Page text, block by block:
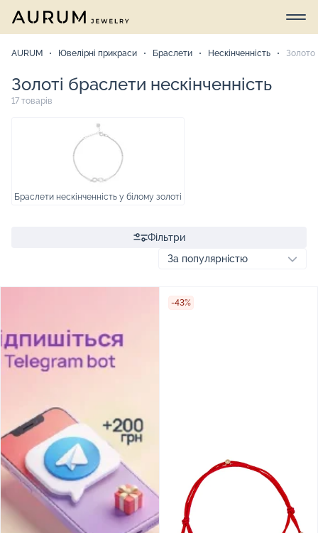
AURUM Ювелірні прикраси Браслети Нескінченність Золото
Золоті браслети нескінченність
17 товарів
Фільтри
Браслети нескінченність у білому золоті
-43%